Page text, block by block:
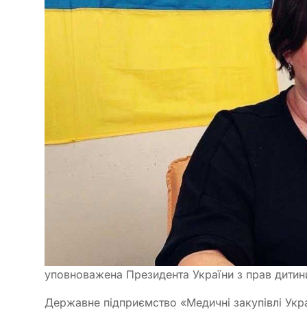
уповноважена Президента України з прав
Державне підприємство «Медичні закупівлі